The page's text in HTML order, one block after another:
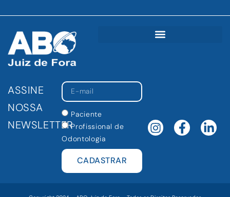
ASSINE
NOSSA
NEWSLETTER
Paciente
Profissional de
Odontologia
CADASTRAR